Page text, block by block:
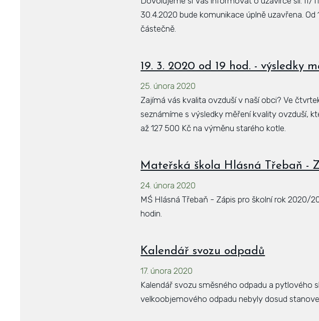
30.4.2020 bude komunikace úplně uzavřena.
částečně.
19. 3. 2020 od 19 hod. - výsledky
25. února 2020
Zajímá vás kvalita ovzduší v naší obci? Ve
seznámíme s výsledky měření kvality ovzduší,
až 127 500 Kč na výměnu starého kotle.
Mateřská škola Hlásná Třebaň -
24. února 2020
MŚ Hlásná Třebaň - Zápis pro školní rok 2020/
hodin.
Kalendář svozu odpadů
17. února 2020
Kalendář svozu směsného odpadu a pytlového
velkoobjemového odpadu nebyly dosud